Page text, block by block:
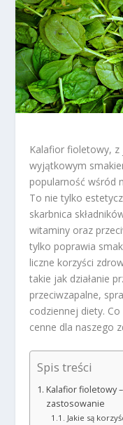
Kalafior fioletowy,
wyjątkowym
popularność wśród
To nie tylko
skarbnica
witaminy oraz
tylko poprawia
liczne korzyści
takie jak działanie
przeciwzapalne,
codziennej diety.
cenne dla naszego
Spis treści
Kalafior fioletowy
zastosowanie
Jakie są